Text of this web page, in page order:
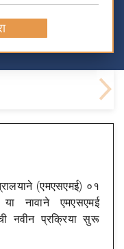
(एमएसएमई) ०१
या नावाने एमएसएमई
नवीन प्रक्रिया सुरू